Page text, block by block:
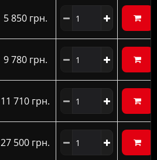
5 850 грн.
9 780 грн.
11 710 грн.
27 500 грн.